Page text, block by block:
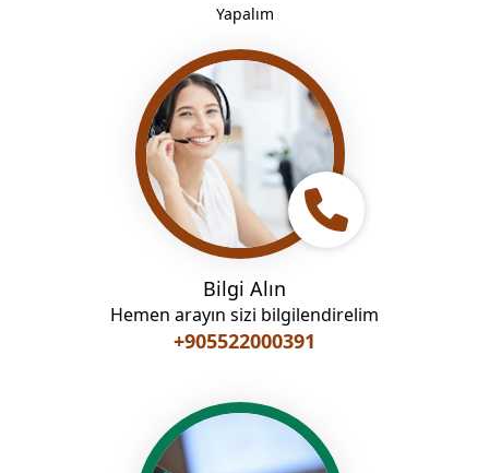
Yapalım
Bilgi Alın
+905522000391